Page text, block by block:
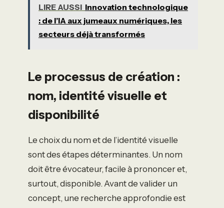
LIRE AUSSI Innovation technologique
: de l’IA aux jumeaux numériques, les
secteurs déjà transformés
Le processus de création :
nom, identité visuelle et
disponibilité
Le choix du nom et de l’identité visuelle
sont des étapes déterminantes. Un nom
doit être évocateur, facile à prononcer et,
surtout, disponible. Avant de valider un
concept, une recherche approfondie est